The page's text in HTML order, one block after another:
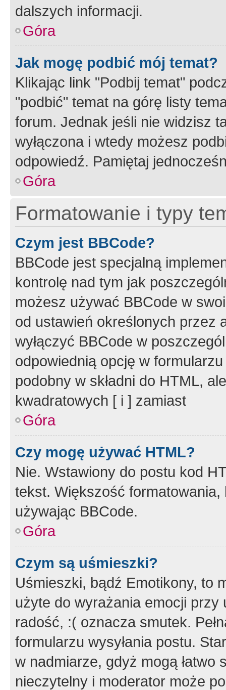
dalszych informacji.
Góra
Jak mogę podbić mój temat?
Klikając link "Podbij temat"
"podbić" temat na górę listy
forum. Jednak jeśli nie widzisz
wyłączona i wtedy możesz
odpowiedź. Pamiętaj
Góra
Formatowanie i typy
Czym jest BBCode?
BBCode jest specjalną
kontrolę nad tym jak
możesz używać BBCode w
od ustawień określonych przez
wyłączyć BBCode w
odpowiednią opcję w
podobny w składni do HTML,
kwadratowych [ i ] zamiast
Góra
Czy mogę używać HTML?
Nie. Wstawiony do postu kod
tekst. Większość
używając BBCode.
Góra
Czym są uśmieszki?
Uśmieszki, bądź Emotikony, to
użyte do wyrażania emocji
radość, :( oznacza smutek.
formularzu wysyłania postu.
w nadmiarze, gdyż mogą
nieczytelny i moderator może